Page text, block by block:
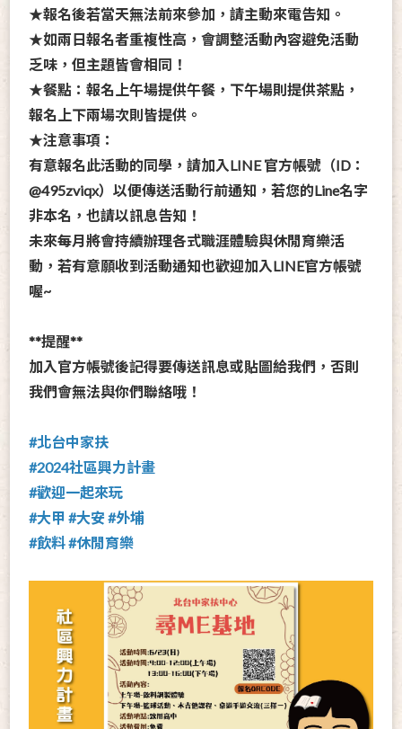
★報名後若當天無法前來參加，請主動來電告知。
★如兩日報名者重複性高，會調整活動內容避免活動
乏味，但主題皆會相同！
★餐點：報名上午場提供午餐，下午場則提供茶點，
報名上下兩場次則皆提供。
★注意事項：
有意報名此活動的同學，請加入LINE 官方帳號（ID：
@495zviqx）以便傳送活動行前通知，若您的Line名字
非本名，也請以訊息告知！
未來每月將會持續辦理各式職涯體驗與休閒育樂活
動，若有意願收到活動通知也歡迎加入LINE官方帳號
喔~
**提醒**
加入官方帳號後記得要傳送訊息或貼圖給我們，否則
我們會無法與你們聯絡哦！
#北台中家扶
#2024社區興力計畫
#歡迎一起來玩
#大甲 #大安 #外埔
#飲料 #休閒育樂